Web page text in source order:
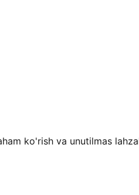
ko'rish va unutilmas